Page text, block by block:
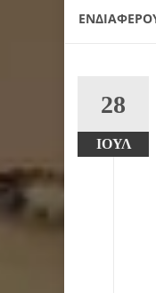
28
ΙΟΎΛ